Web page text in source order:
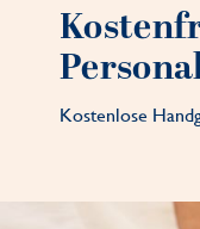
Kostenlose